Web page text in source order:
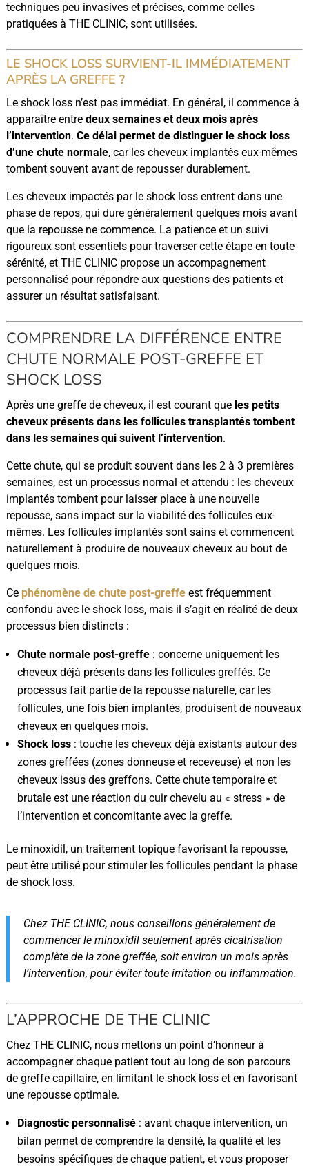
techniques peu invasives et précises, comme celles
pratiquées à THE CLINIC, sont utilisées.
LE SHOCK LOSS SURVIENT-IL IMMÉDIATEMENT
APRÈS LA GREFFE ?
Le shock loss n’est pas immédiat. En général, il commence à
apparaître entre deux semaines et deux mois après
l’intervention. Ce délai permet de distinguer le shock loss
d’une chute normale, car les cheveux implantés eux-mêmes
tombent souvent avant de repousser durablement.
Les cheveux impactés par le shock loss entrent dans une
phase de repos, qui dure généralement quelques mois avant
que la repousse ne commence. La patience et un suivi
rigoureux sont essentiels pour traverser cette étape en toute
sérénité, et THE CLINIC propose un accompagnement
personnalisé pour répondre aux questions des patients et
assurer un résultat satisfaisant.
COMPRENDRE LA DIFFÉRENCE ENTRE
CHUTE NORMALE POST-GREFFE ET
SHOCK LOSS
Après une greffe de cheveux, il est courant queles petits
cheveux présents dans les follicules transplantés tombent
dans les semaines qui suivent l’intervention.
Cette chute, qui se produit souvent dans les 2 à 3 premières
semaines, est un processus normal et attendu : les cheveux
implantés tombent pour laisser place à une nouvelle
repousse, sans impact sur la viabilité des follicules eux-
mêmes. Les follicules implantés sont sains et commencent
naturellement à produire de nouveaux cheveux au bout de
quelques mois.
Ce phénomène de chute post-greffeest fréquemment
confondu avec le shock loss, mais il s’agit en réalité de deux
processus bien distincts :
Chute normale post-greffe: concerne uniquement les
cheveux déjà présents dans les follicules greffés. Ce
processus fait partie de la repousse naturelle, car les
follicules, une fois bien implantés, produisent de nouveaux
cheveux en quelques mois.
Shock loss: touche les cheveux déjà existants autour des
zones greffées (zones donneuse et receveuse) et non les
cheveux issus des greffons. Cette chute temporaire et
brutale est une réaction du cuir chevelu au « stress » de
l’intervention et concomitante avec la greffe.
Le minoxidil, un traitement topique favorisant la repousse,
peut être utilisé pour stimuler les follicules pendant la phase
de shock loss.
Chez THE CLINIC, nous conseillons généralement de
commencer le minoxidil seulement après cicatrisation
complète de la zone greffée, soit environ un mois après
l’intervention, pour éviter toute irritation ou inflammation.
L’APPROCHE DE THE CLINIC
Chez THE CLINIC, nous mettons un point d’honneur à
accompagner chaque patient tout au long de son parcours
de greffe capillaire, en limitant le shock loss et en favorisant
une repousse optimale.
Diagnostic personnalisé: avant chaque intervention, un
bilan permet de comprendre la densité, la qualité et les
besoins spécifiques de chaque patient, et vous proposer